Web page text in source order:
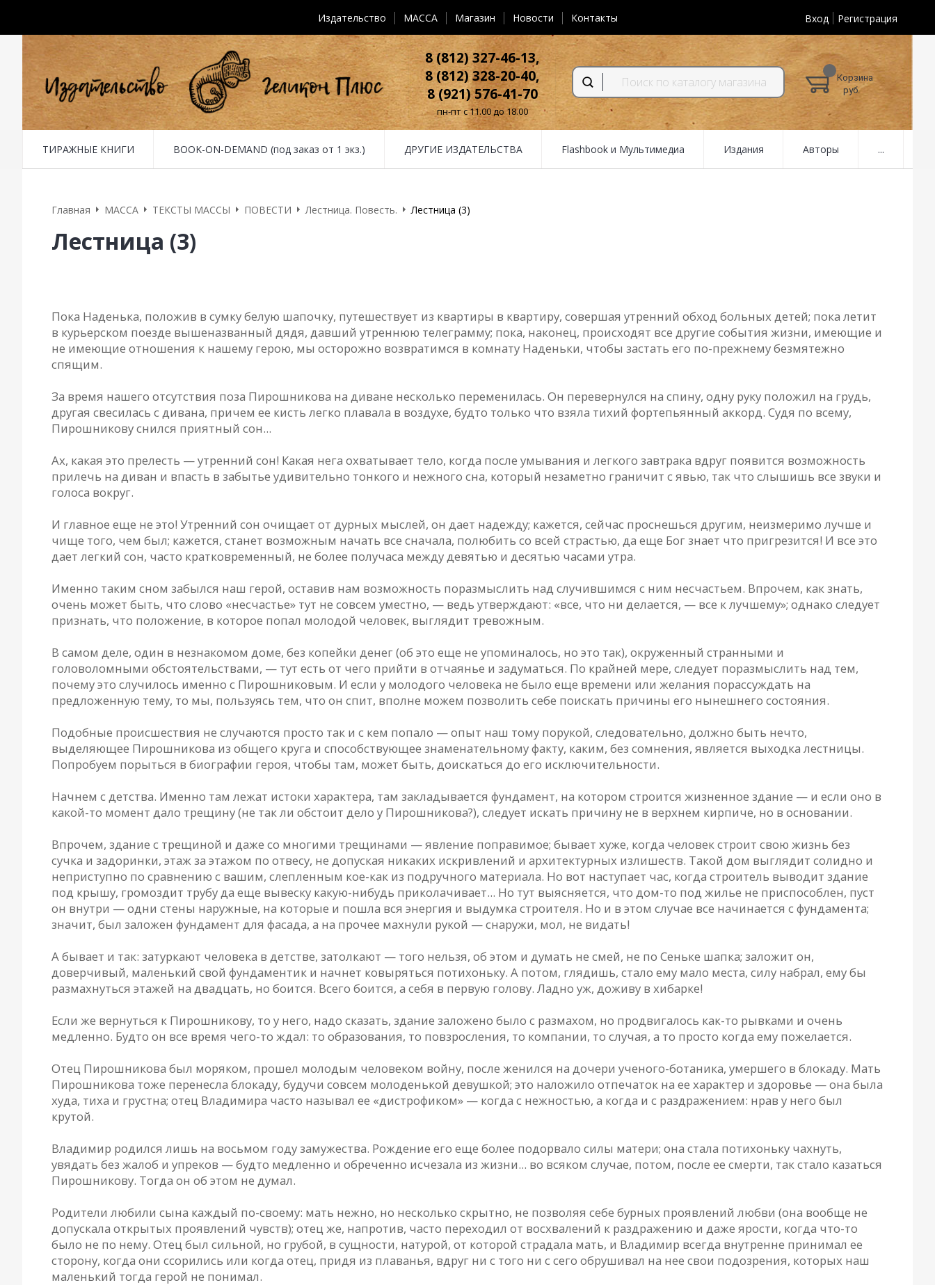
Издательство MACCA Магазин Новости Контакты Вход Регистрация
8 (812) 327-46-13,
8 (812) 328-20-40,
8 (921) 576-41-70
пн-пт с 11.00 до 18.00
Корзина
руб.
ТИРАЖНЫЕ КНИГИ BOOK-ON-DEMAND (под заказ от 1 экз.) ДРУГИЕ ИЗДАТЕЛЬСТВА Flashbook и Мультимедиа Издания Авторы ...
Главная MACCA ТЕКСТЫ МАССЫ ПОВЕСТИ Лестница. Повесть. Лестница (3)
Лестница (3)
Пока Наденька, положив в сумку белую шапочку, путешествует из квартиры в квартиру, совершая утренний обход больных детей; пока летит
в курьерском поезде вышеназванный дядя, давший утреннюю телеграмму; пока, наконец, происходят все другие события жизни, имеющие и
не имеющие отношения к нашему герою, мы осторожно возвратимся в комнату Наденьки, чтобы застать его по-прежнему безмятежно
спящим.
За время нашего отсутствия поза Пирошникова на диване несколько переменилась. Он перевернулся на спину, одну руку положил на грудь,
другая свесилась с дивана, причем ее кисть легко плавала в воздухе, будто только что взяла тихий фортепьянный аккорд. Судя по всему,
Пирошникову снился приятный сон...
Ах, какая это прелесть — утренний сон! Какая нега охватывает тело, когда после умывания и легкого завтрака вдруг появится возможность
прилечь на диван и впасть в забытье удивительно тонкого и нежного сна, который незаметно граничит с явью, так что слышишь все звуки и
голоса вокруг.
И главное еще не это! Утренний сон очищает от дурных мыслей, он дает надежду; кажется, сейчас проснешься другим, неизмеримо лучше и
чище того, чем был; кажется, станет возможным начать все сначала, полюбить со всей страстью, да еще Бог знает что пригрезится! И все это
дает легкий сон, часто кратковременный, не более получаса между девятью и десятью часами утра.
Именно таким сном забылся наш герой, оставив нам возможность поразмыслить над случившимся с ним несчастьем. Впрочем, как знать,
очень может быть, что слово «несчастье» тут не совсем уместно, — ведь утверждают: «все, что ни делается, — все к лучшему»; однако следует
признать, что положение, в которое попал молодой человек, выглядит тревожным.
В самом деле, один в незнакомом доме, без копейки денег (об это еще не упоминалось, но это так), окруженный странными и
головоломными обстоятельствами, — тут есть от чего прийти в отчаянье и задуматься. По крайней мере, следует поразмыслить над тем,
почему это случилось именно с Пирошниковым. И если у молодого человека не было еще времени или желания порассуждать на
предложенную тему, то мы, пользуясь тем, что он спит, вполне можем позволить себе поискать причины его нынешнего состояния.
Подобные происшествия не случаются просто так и с кем попало — опыт наш тому порукой, следовательно, должно быть нечто,
выделяющее Пирошникова из общего круга и способствующее знаменательному факту, каким, без сомнения, является выходка лестницы.
Попробуем порыться в биографии героя, чтобы там, может быть, доискаться до его исключительности.
Начнем с детства. Именно там лежат истоки характера, там закладывается фундамент, на котором строится жизненное здание — и если оно в
какой-то момент дало трещину (не так ли обстоит дело у Пирошникова?), следует искать причину не в верхнем кирпиче, но в основании.
Впрочем, здание с трещиной и даже со многими трещинами — явление поправимое; бывает хуже, когда человек строит свою жизнь без
сучка и задоринки, этаж за этажом по отвесу, не допуская никаких искривлений и архитектурных излишеств. Такой дом выглядит солидно и
неприступно по сравнению с вашим, слепленным кое-как из подручного материала. Но вот наступает час, когда строитель выводит здание
под крышу, громоздит трубу да еще вывеску какую-нибудь приколачивает... Но тут выясняется, что дом-то под жилье не приспособлен, пуст
он внутри — одни стены наружные, на которые и пошла вся энергия и выдумка строителя. Но и в этом случае все начинается с фундамента;
значит, был заложен фундамент для фасада, а на прочее махнули рукой — снаружи, мол, не видать!
А бывает и так: затуркают человека в детстве, затолкают — того нельзя, об этом и думать не смей, не по Сеньке шапка; заложит он,
доверчивый, маленький свой фундаментик и начнет ковыряться потихоньку. А потом, глядишь, стало ему мало места, силу набрал, ему бы
размахнуться этажей на двадцать, но боится. Всего боится, а себя в первую голову. Ладно уж, доживу в хибарке!
Если же вернуться к Пирошникову, то у него, надо сказать, здание заложено было с размахом, но продвигалось как-то рывками и очень
медленно. Будто он все время чего-то ждал: то образования, то повзросления, то компании, то случая, а то просто когда ему пожелается.
Отец Пирошникова был моряком, прошел молодым человеком войну, после женился на дочери ученого-ботаника, умершего в блокаду. Мать
Пирошникова тоже перенесла блокаду, будучи совсем молоденькой девушкой; это наложило отпечаток на ее характер и здоровье — она была
худа, тиха и грустна; отец Владимира часто называл ее «дистрофиком» — когда с нежностью, а когда и с раздражением: нрав у него был
крутой.
Владимир родился лишь на восьмом году замужества. Рождение его еще более подорвало силы матери; она стала потихоньку чахнуть,
увядать без жалоб и упреков — будто медленно и обреченно исчезала из жизни... во всяком случае, потом, после ее смерти, так стало казаться
Пирошникову. Тогда он об этом не думал.
Родители любили сына каждый по-своему: мать нежно, но несколько скрытно, не позволяя себе бурных проявлений любви (она вообще не
допускала открытых проявлений чувств); отец же, напротив, часто переходил от восхвалений к раздражению и даже ярости, когда что-то
было не по нему. Отец был сильной, но грубой, в сущности, натурой, от которой страдала мать, и Владимир всегда внутренне принимал ее
сторону, когда они ссорились или когда отец, придя из плаванья, вдруг ни с того ни с сего обрушивал на нее свои подозрения, которых наш
маленький тогда герой не понимал.